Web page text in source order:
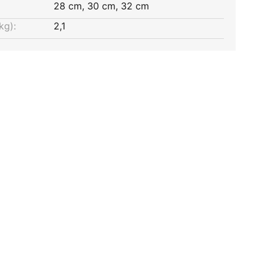
28 cm, 30 cm, 32 cm
2,1